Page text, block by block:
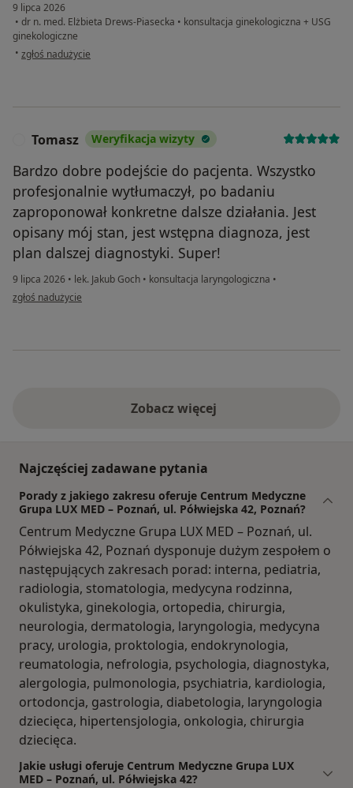
9 lipca 2026
• dr n. med. Elżbieta Drews-Piasecka • konsultacja ginekologiczna + USG
ginekologiczne
• w opinii użytkownika Jola N.
zgłoś nadużycie
Tomasz Weryfikacja wizyty
Bardzo dobre podejście do pacjenta. Wszystko
profesjonalnie wytłumaczył, po badaniu
zaproponował konkretne dalsze działania. Jest
opisany mój stan, jest wstępna diagnoza, jest
plan dalszej diagnostyki. Super!
9 lipca 2026 • lek. Jakub Goch • konsultacja laryngologiczna •
w opinii użytkownika Tomasz
zgłoś nadużycie
Zobacz więcej
Najczęściej zadawane pytania
Porady z jakiego zakresu oferuje Centrum Medyczne
Grupa LUX MED – Poznań, ul. Półwiejska 42, Poznań?
Centrum Medyczne Grupa LUX MED – Poznań, ul.
Półwiejska 42, Poznań dysponuje dużym zespołem o
następujących zakresach porad: interna, pediatria,
radiologia, stomatologia, medycyna rodzinna,
okulistyka, ginekologia, ortopedia, chirurgia,
neurologia, dermatologia, laryngologia, medycyna
pracy, urologia, proktologia, endokrynologia,
reumatologia, nefrologia, psychologia, diagnostyka,
alergologia, pulmonologia, psychiatria, kardiologia,
ortodoncja, gastrologia, diabetologia, laryngologia
dziecięca, hipertensjologia, onkologia, chirurgia
dziecięca.
Jakie usługi oferuje Centrum Medyczne Grupa LUX
MED – Poznań, ul. Półwiejska 42?